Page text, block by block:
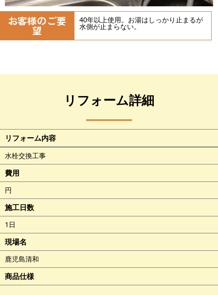
お客様のご要
望
40年以上使用。お湯はしっかり止まるが
水側が止まらない。
リフォーム詳細
リフォーム内容
水栓交換工事
費用
円
施工日数
1日
現場名
鹿児島清和
商品仕様